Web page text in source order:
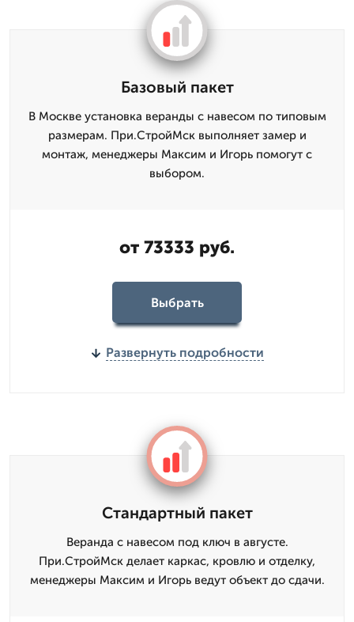
Базовый пакет
В Москве установка веранды с навесом по типовым
размерам. При.СтройМск выполняет замер и
монтаж, менеджеры Максим и Игорь помогут с
выбором.
от 73333 руб.
Выбрать
Развернуть подробности
Стандартный пакет
Веранда с навесом под ключ в августе.
При.СтройМск делает каркас, кровлю и отделку,
менеджеры Максим и Игорь ведут объект до сдачи.